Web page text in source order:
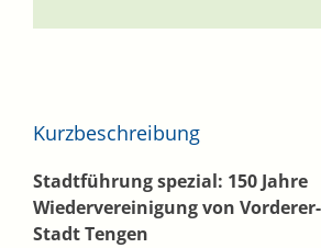
Kurzbeschreibung
Stadtführung spezial: 150 Jahre
Wiedervereinigung von
Stadt Tengen